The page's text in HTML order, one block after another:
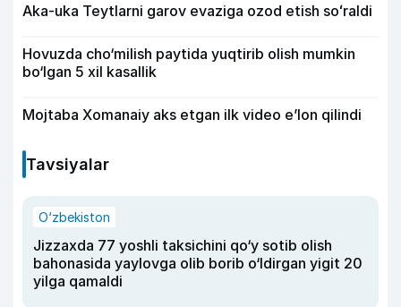
Aka-uka Teytlarni garov evaziga ozod etish soʻraldi
Hovuzda cho‘milish paytida yuqtirib olish mumkin
bo‘lgan 5 xil kasallik
Mojtaba Xomanaiy aks etgan ilk video e’lon qilindi
Tavsiyalar
O‘zbekiston
Jizzaxda 77 yoshli taksichini qo‘y sotib olish
bahonasida yaylovga olib borib o‘ldirgan yigit 20
yilga qamaldi